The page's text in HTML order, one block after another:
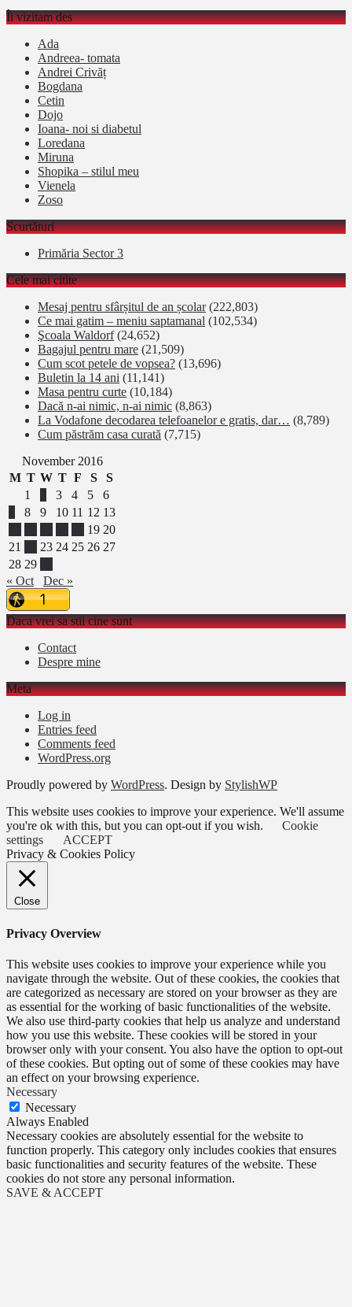
Îi vizitam des
Ada
Andreea- tomata
Andrei Crivăț
Bogdana
Cetin
Dojo
Ioana- noi si diabetul
Loredana
Miruna
Shopika – stilul meu
Vienela
Zoso
Scurtături
Primăria Sector 3
Cele mai citite
Mesaj pentru sfârșitul de an școlar (222,803)
Ce mai gatim – meniu saptamanal (102,534)
Şcoala Waldorf (24,652)
Bagajul pentru mare (21,509)
Cum scot petele de vopsea? (13,696)
Buletin la 14 ani (11,141)
Masa pentru curte (10,184)
Dacă n-ai nimic, n-ai nimic (8,863)
La Vodafone decodarea telefoanelor e gratis, dar… (8,789)
Cum păstrăm casa curată (7,715)
November 2016
M T W T F S
S
1
3 4 5
6
8 9 10 11 12 13
19 20
21
23 24 25 26 27
28 29
« Oct
Dec »
Daca vrei sa stii cine sunt
Contact
Despre mine
Meta
Log in
Entries feed
Comments feed
WordPress.org
Proudly powered by WordPress. Design by StylishWP
This website uses cookies to improve your experience. We'll assume
you're ok with this, but you can opt-out if you wish.
Cookie
settings
ACCEPT
Privacy & Cookies Policy
Close
Privacy Overview
This website uses cookies to improve your experience while you
navigate through the website. Out of these cookies, the cookies that
are categorized as necessary are stored on your browser as they are
as essential for the working of basic functionalities of the website.
We also use third-party cookies that help us analyze and understand
how you use this website. These cookies will be stored in your
browser only with your consent. You also have the option to opt-out
of these cookies. But opting out of some of these cookies may have
an effect on your browsing experience.
Necessary
Necessary
Always Enabled
Necessary cookies are absolutely essential for the website to
function properly. This category only includes cookies that ensures
basic functionalities and security features of the website. These
cookies do not store any personal information.
SAVE & ACCEPT